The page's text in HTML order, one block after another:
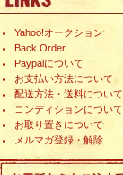
Yahoo!オークション
Back Order
Paypalについて
お支払い方法について
配送方法・送料について
コンディションについて
お取り置きについて
メルマガ登録・解除